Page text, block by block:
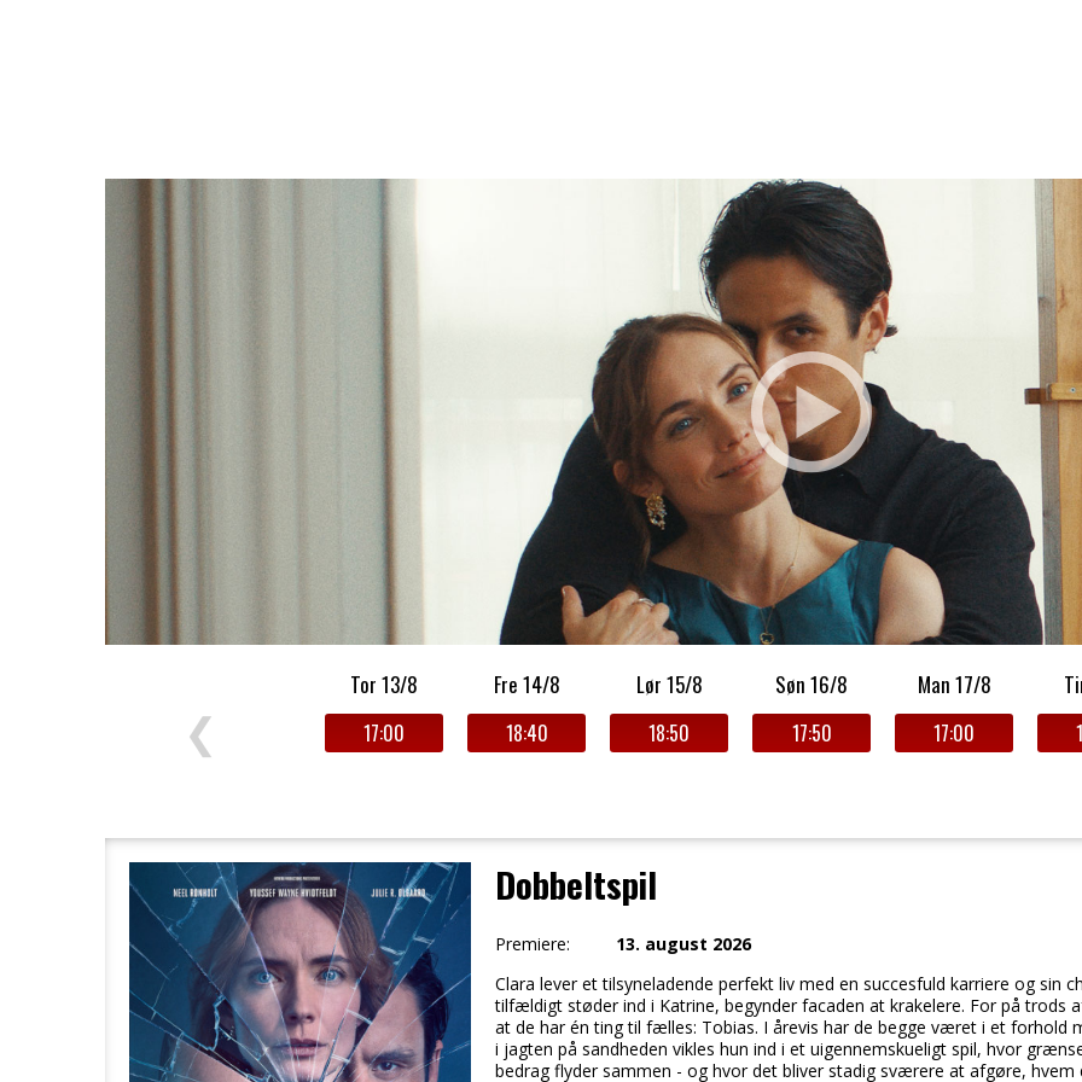
❮
Tor 13/8
17:00
Fre 14/8
18:40
Lør 15/8
18:50
Søn 16/8
17:50
Man 17/8
17:00
Dobbeltspil
Premiere:
13. august 2026
Clara lever et tilsyneladende perfekt liv med en succesfuld karriere og sin
tilfældigt støder ind i Katrine, begynder facaden at krakelere. For på trods
at de har én ting til fælles: Tobias. I årevis har de begge været i et forhold
i jagten på sandheden vikles hun ind i et uigennemskueligt spil, hvor
bedrag flyder sammen - og hvor det bliver stadig sværere at afgøre, hvem